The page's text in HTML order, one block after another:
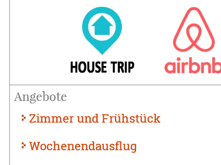
Angebote
Zimmer und Frühstück
Wochenendausflug